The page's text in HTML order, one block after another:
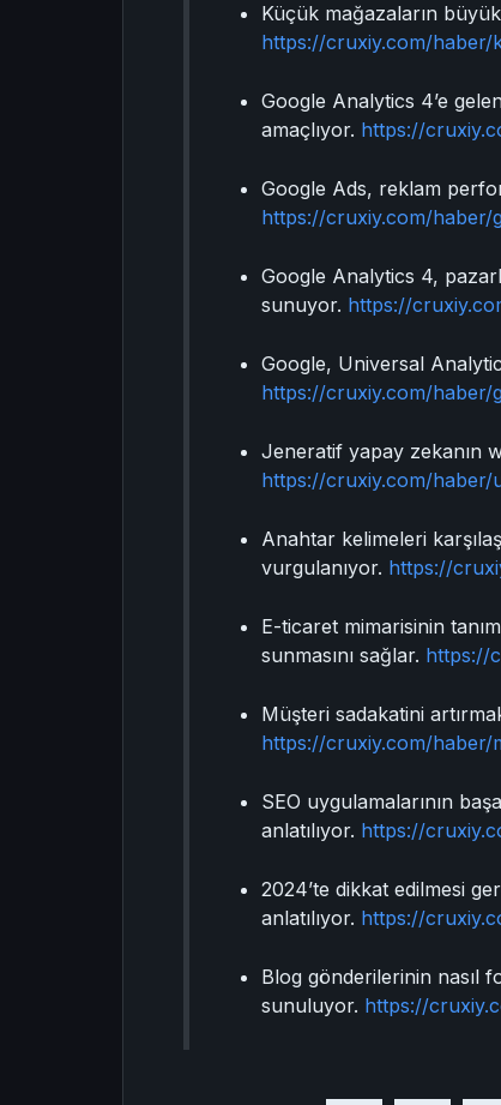
Küçük mağazaların
https://cruxiy.com/
Google Analytics 4’e
amaçlıyor. https://
Google Ads, reklam
https://cruxiy.com/haber/
Google Analytics 4,
sunuyor. https://
Google, Universal
https://cruxiy.com/haber/
Jeneratif yapay zekanın
https://cruxiy.com/haber/
Anahtar kelimeleri
vurgulanıyor. https://
E-ticaret mimarisinin
sunmasını sağlar. https://
Müşteri sadakatini
https://cruxiy.com/haber/
SEO uygulamalarının
anlatılıyor. https://
2024’te dikkat edilmesi
anlatılıyor. https://
Blog gönderilerinin nasıl
sunuluyor. https://